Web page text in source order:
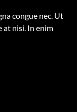
congue nec. Ut
at nisi. In enim